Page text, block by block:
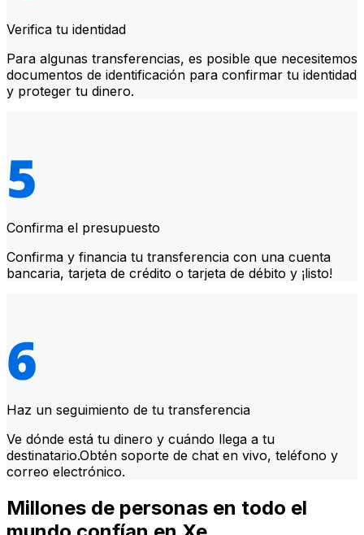
Verifica tu identidad
Para algunas transferencias, es posible que necesitemos
documentos de identificación para confirmar tu identidad
y proteger tu dinero.
Confirma el presupuesto
Confirma y financia tu transferencia con una cuenta
bancaria, tarjeta de crédito o tarjeta de débito y ¡listo!
Haz un seguimiento de tu transferencia
Ve dónde está tu dinero y cuándo llega a tu
destinatario.Obtén soporte de chat en vivo, teléfono y
correo electrónico.
Millones de personas en todo el